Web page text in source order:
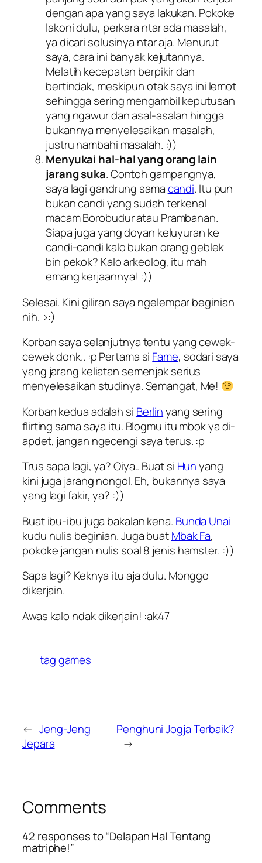
dengan apa yang saya lakukan. Pokoke
lakoni dulu, perkara ntar ada masalah,
ya dicari solusinya ntar aja. Menurut
saya, cara ini banyak kejutannya.
Melatih kecepatan berpikir dan
bertindak, meskipun otak saya ini lemot
sehingga sering mengambil keputusan
yang ngawur dan asal-asalan hingga
bukannya menyelesaikan masalah,
justru nambahi masalah. :))
Menyukai hal-hal yang orang lain
jarang suka. Contoh gampangnya,
saya lagi gandrung samacandi. Itu pun
bukan candi yang sudah terkenal
macam Borobudur atau Prambanan.
Siapa juga yang doyan keluyuran ke
candi-candi kalo bukan orang geblek
bin pekok? Kalo arkeolog, itu mah
emang kerjaannya! :))
Selesai. Kini giliran saya ngelempar beginian
nih. >:)
Korban saya selanjutnya tentu yang cewek-
cewek donk.. :p Pertama si Fame, sodari saya
yang jarang keliatan semenjak serius
menyelesaikan studinya. Semangat, Me!
Korban kedua adalah si Berlinyang sering
flirting sama saya itu. Blogmu itu mbok ya di-
apdet, jangan ngecengi saya terus. :p
Trus sapa lagi, ya? Oiya.. Buat si Hunyang
kini juga jarang nongol. Eh, bukannya saya
yang lagi fakir, ya? :))
Buat ibu-ibu juga bakalan kena. Bunda Unai
kudu nulis beginian. Juga buatMbak Fa,
pokoke jangan nulis soal 8 jenis hamster. :))
Sapa lagi? Keknya itu aja dulu. Monggo
dikerjain.
Awas kalo ndak dikerjain! :ak47
tag games
← Jeng-Jeng
Jepara
Penghuni Jogja Terbaik?
→
Comments
42 responses to “Delapan Hal Tentang
matriphe!”